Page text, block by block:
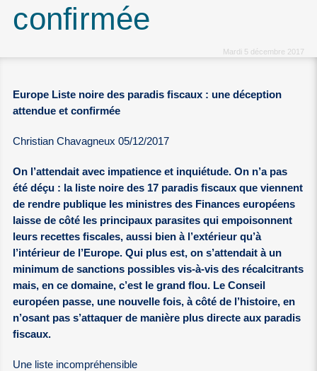
confirmée
Mardi 5 décembre 2017
Europe Liste noire des paradis fiscaux : une déception
attendue et confirmée
Christian Chavagneux 05/12/2017
On l’attendait avec impatience et inquiétude. On n’a pas
été déçu : la liste noire des 17 paradis fiscaux que viennent
de rendre publique les ministres des Finances européens
laisse de côté les principaux parasites qui empoisonnent
leurs recettes fiscales, aussi bien à l’extérieur qu’à
l’intérieur de l’Europe. Qui plus est, on s’attendait à un
minimum de sanctions possibles vis-à-vis des récalcitrants
mais, en ce domaine, c’est le grand flou. Le Conseil
européen passe, une nouvelle fois, à côté de l’histoire, en
n’osant pas s’attaquer de manière plus directe aux paradis
fiscaux.
Une liste incompréhensible